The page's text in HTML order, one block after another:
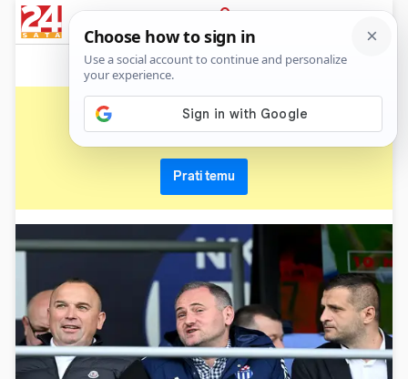
PRIJAVA
News
josip šimunić
Primaj sve nove vijesti o temi i budi u tijeku